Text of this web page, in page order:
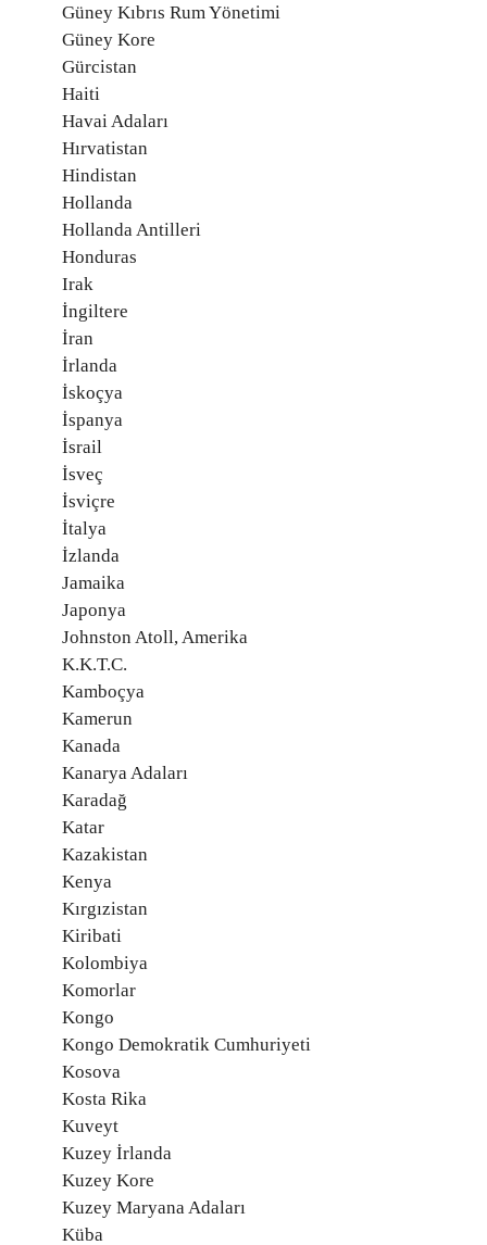
Güney Kıbrıs Rum Yönetimi
Güney Kore
Gürcistan
Haiti
Havai Adaları
Hırvatistan
Hindistan
Hollanda
Hollanda Antilleri
Honduras
Irak
İngiltere
İran
İrlanda
İskoçya
İspanya
İsrail
İsveç
İsviçre
İtalya
İzlanda
Jamaika
Japonya
Johnston Atoll, Amerika
K.K.T.C.
Kamboçya
Kamerun
Kanada
Kanarya Adaları
Karadağ
Katar
Kazakistan
Kenya
Kırgızistan
Kiribati
Kolombiya
Komorlar
Kongo
Kongo Demokratik Cumhuriyeti
Kosova
Kosta Rika
Kuveyt
Kuzey İrlanda
Kuzey Kore
Kuzey Maryana Adaları
Küba